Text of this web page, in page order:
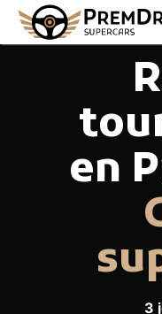
en
3
Raids off-road